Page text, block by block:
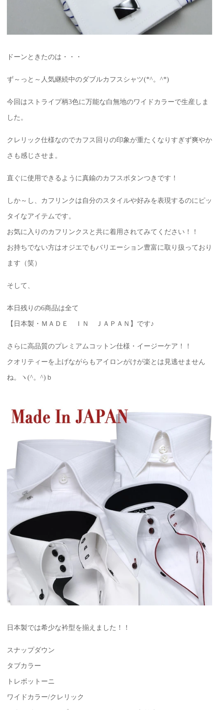
ドーンときたのは・・・
ず～っと～人気継続中のダブルカフスシャツ(*^。^*)
今回はストライプ柄3色に万能な白無地のワイドカラーで生産しま
した。
クレリック仕様なのでカフス回りの印象が重たくなりすぎず爽やか
さも感じさせま。
直ぐに使用できるように真鍮のカフスボタンつきです！
しか～し、カフリンクは自分のスタイルや好みを表現するのにピッ
タイなアイテムです。
お気に入りのカフリンクスと共に着用されてみてください！！
お持ちでない方はオジエでもバリエーション豊富に取り扱っており
ます（笑）
そして、
本日残りの6商品は全て
【日本製・ＭＡＤＥ ＩＮ ＪＡＰＡＮ】です♪
さらに高品質のプレミアムコットン仕様・イージーケア！！
クオリティーを上げながらもアイロンがけが楽とは見逃せません
ね。ヽ(^。^)ｂ
日本製では希少な衿型を揃えました！！
スナップダウン
タブカラー
トレボットーニ
ワイドカラー/クレリック